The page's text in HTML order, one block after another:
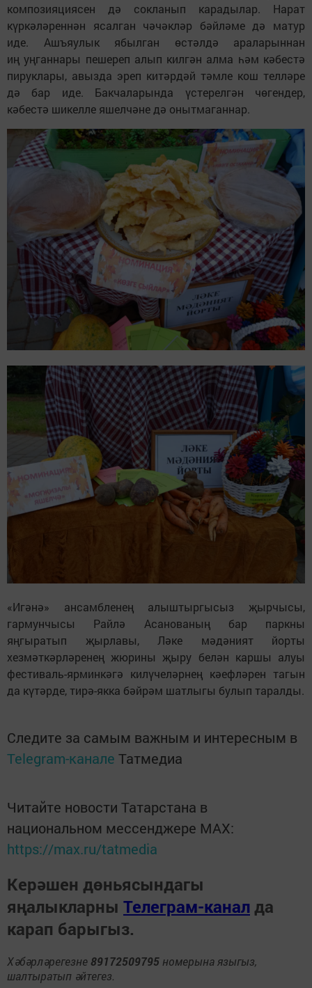
композияциясен дә сокланып карадылар. Нарат
күркәләреннән ясалган чәчәкләр бәйләме дә матур
иде. Ашъяулык ябылган өстәлдә араларыннан
иң уңганнары пешереп алып килгән алма һәм кәбестә
пируклары, авызда эреп китәрдәй тәмле кош телләре
дә бар иде. Бакчаларында үстерелгән чөгендер,
кәбестә шикелле яшелчәне дә онытмаганнар.
«Игәнә» ансамбленең алыштыргысыз җырчысы,
гармунчысы Райлә Асанованың бар паркны
яңгыратып җырлавы, Ләке мәдәният йорты
хезмәткәрләренең жюрины җыру белән каршы алуы
фестиваль-ярминкәгә килүчеләрнең кәефләрен тагын
да күтәрде, тирә-якка бәйрәм шатлыгы булып таралды.
Следите за самым важным и интересным в
Telegram-канале Татмедиа
Читайте новости Татарстана в
национальном мессенджере MАХ:
https://max.ru/tatmedia
Керәшен дөньясындагы
яңалыкларны Телеграм-канал да
карап барыгыз.
Хәбәрләрегезне 89172509795 номерына языгыз,
шалтыратып әйтегез.